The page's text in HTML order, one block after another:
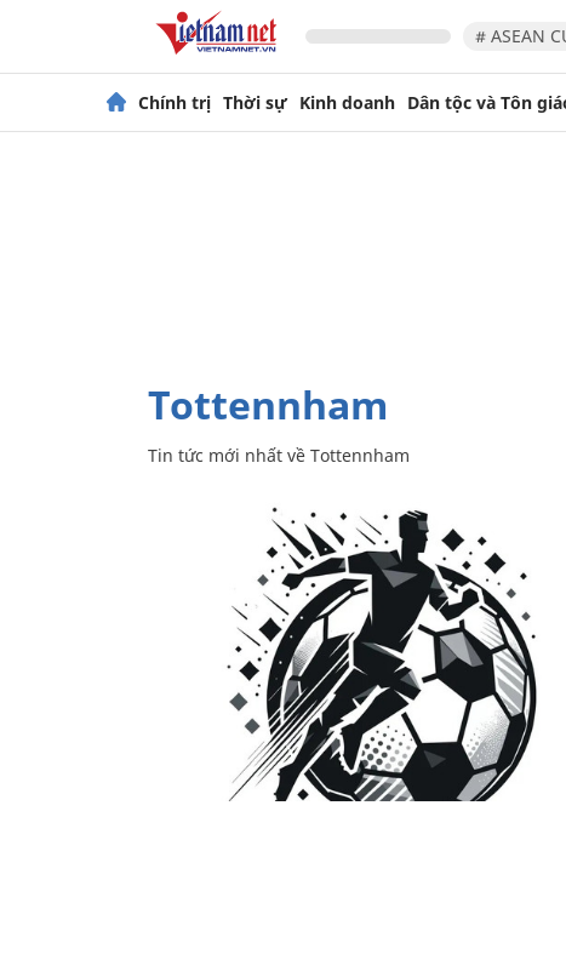
# ASEAN
Chính trị Thời sự Kinh doanh Dân tộc và Tôn
Tottennham
Tin tức mới nhất về Tottennham